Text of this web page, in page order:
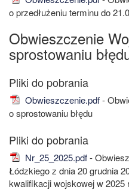
o przedłużeniu terminu do
Obwieszczenie
sprostowaniu
Obwieszczenie.pdf-
o sprostowaniu błędu
Nr_25_2025.pdf-
Łódzkiego z dnia 20 grudnia
kwalifikacji wojskowej w 2025